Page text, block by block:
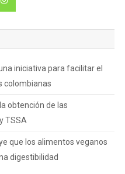
iniciativa para facilitar el
colombianas
obtención de las
TSSA
que los alimentos veganos
digestibilidad